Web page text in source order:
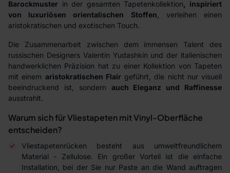
Barockmuster in der gesamten Tapetenkollektion , inspiriert
von luxuriösen orientalischen Stoffen , verleihen einen
aristokratischen und exotischen Touch.
Die Zusammenarbeit zwischen dem immensen Talent des
russischen Designers Valentin Yudashkin und der italienischen
handwerklichen Präzision hat zu einer Kollektion von Tapeten
mit einem aristokratischen Flairgeführt, die nicht nur visuell
beeindruckend ist, sondern auch Eleganz und Raffinesse
ausstrahlt.
Warum sich für Vliestapeten mit Vinyl-Oberfläche
entscheiden?
Vliestapetenrücken besteht aus umweltfreundlichem
Material - Zellulose. Ein großer Vorteil ist die einfache
Installation, bei der Sie nur Paste an die Wand auftragen